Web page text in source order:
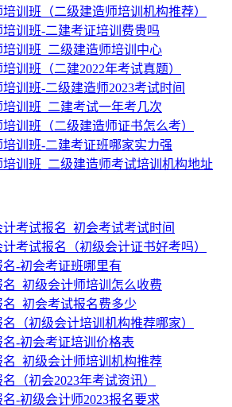
训班（二级建造师培训机构推荐）
训班-二建考证培训费贵吗
训班_二级建造师培训中心
训班（二建2022年考试真题）
训班-二级建造师2023考试时间
训班_二建考试一年考几次
训班（二级建造师证书怎么考）
训班-二建考证班哪家实力强
训班_二级建造师考试培训机构地址
计考试报名_初会考试考试时间
考试报名（初级会计证书好考吗）
-初会考证班哪里有
_初级会计师培训怎么收费
_初会考试报名费多少
（初级会计培训机构推荐哪家）
-初会考证培训价格表
_初级会计师培训机构推荐
（初会2023年考试资讯）
-初级会计师2023报名要求